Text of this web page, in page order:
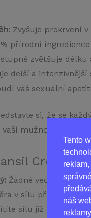
Tento
náš
Zvyšuje prokrvení
přírodní
zvětšuje délku
delší a intenzivnější
váš sexuální
si, že se
mužnosti a
Cream?
Žádné vedlejší
v sílu přírody ve
sílu již několik